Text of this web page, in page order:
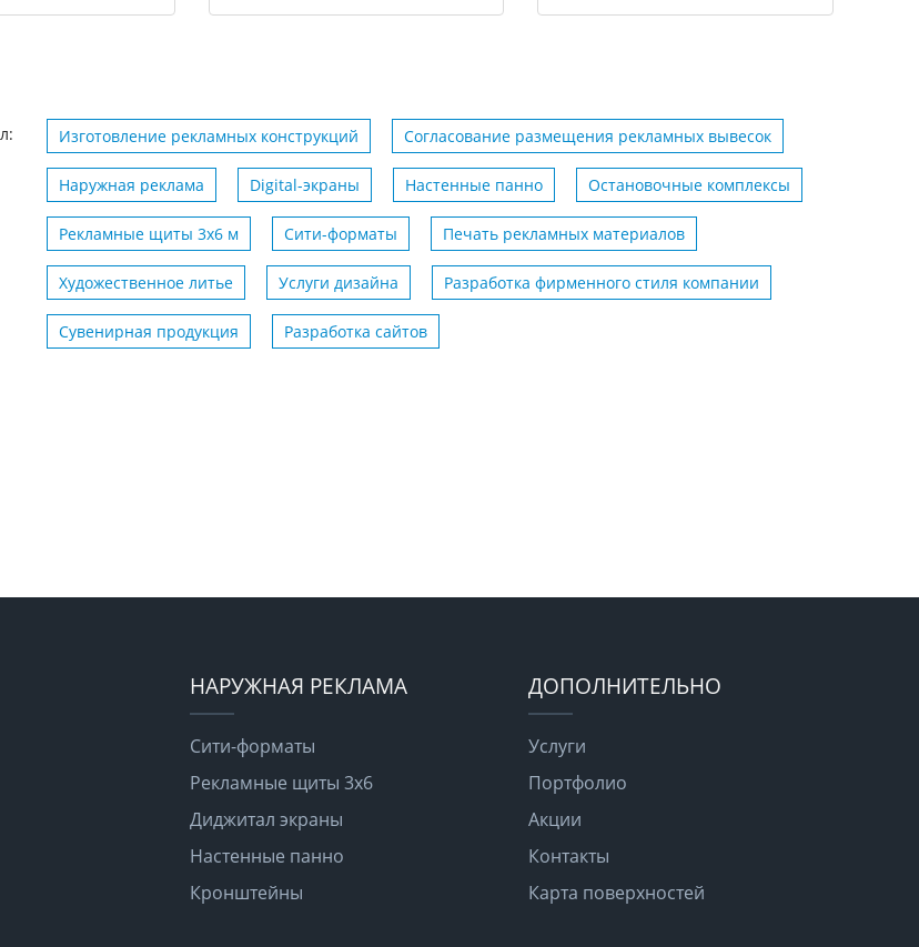
Изготовление рекламных конструкций Согласование размещения рекламных вывесок
Наружная реклама Digital-экраны Настенные панно Остановочные комплексы
Рекламные щиты 3х6 м Сити-форматы Печать рекламных материалов
Художественное литье Услуги дизайна Разработка фирменного стиля компании
Сувенирная продукция Разработка сайтов
НАРУЖНАЯ РЕКЛАМА
Сити-форматы
Рекламные щиты 3х6
Диджитал экраны
Настенные панно
Кронштейны
ДОПОЛНИТЕЛЬНО
Услуги
Портфолио
Акции
Контакты
Карта поверхностей